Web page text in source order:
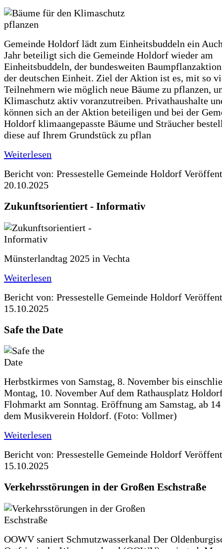
Gemeinde Holdorf lädt zum Einheitsbuddeln ein
Jahr beteiligt sich die Gemeinde Holdorf wieder am
Einheitsbuddeln, der bundesweiten
der deutschen Einheit. Ziel der Aktion ist es, mit so
Teilnehmern wie möglich neue Bäume zu pflanzen,
Klimaschutz aktiv voranzutreiben. Privathaushalte
können sich an der Aktion beteiligen und bei der
Holdorf klimaangepasste Bäume und Sträucher
diese auf Ihrem Grundstück zu pflan
Weiterlesen
Bericht von: Pressestelle Gemeinde Holdorf
20.10.2025
Zukunftsorientiert - Informativ
Münsterlandtag 2025 in Vechta
Weiterlesen
Bericht von: Pressestelle Gemeinde Holdorf
15.10.2025
Safe the Date
Herbstkirmes von Samstag, 8. November bis
Montag, 10. November Auf dem Rathausplatz
Flohmarkt am Sonntag. Eröffnung am Samstag, ab
dem Musikverein Holdorf. (Foto: Vollmer)
Weiterlesen
Bericht von: Pressestelle Gemeinde Holdorf
15.10.2025
Verkehrsstörungen in der Großen Eschstraße
OOWV saniert Schmutzwasserkanal Der